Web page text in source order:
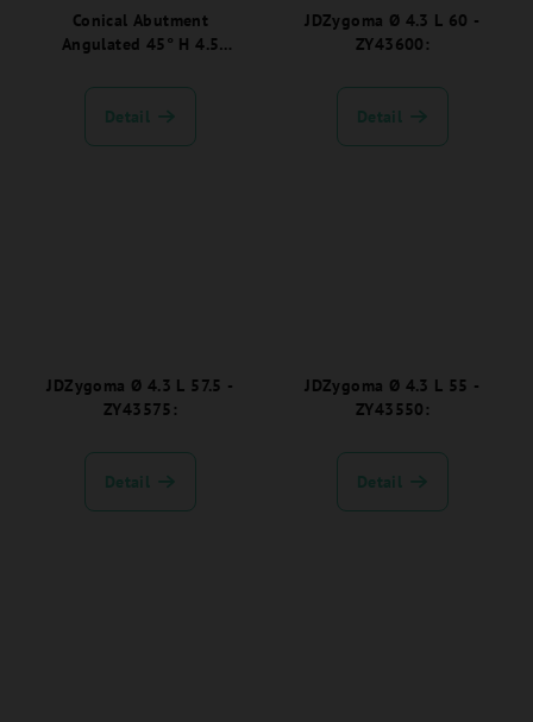
Conical Abutment
Angulated 45° H 4.5
EVCA4545C:
Detail
JDZygoma Ø 4.3 L 60 -
ZY43600:
Detail
JDZygoma Ø 4.3 L 57.5 -
ZY43575:
Detail
JDZygoma Ø 4.3 L 55 -
ZY43550:
Detail